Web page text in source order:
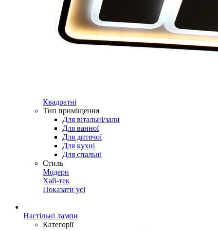
Квадратні
Тип приміщення
Для вітальні/зали
Для ванної
Для дитячої
Для кухні
Для спальні
Стиль
Модерн
Хай-тек
Показати усі
Настільні лампи
Категорії